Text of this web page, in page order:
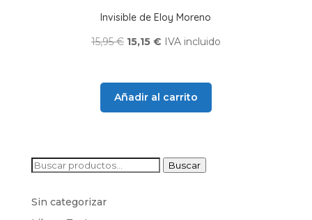
Invisible de Eloy Moreno
15,95€ El
15,95 €.
15,15 €El
15,15 €.
IVA incluido
Añadir al carrito
Buscar
Buscar
Sin categorizar